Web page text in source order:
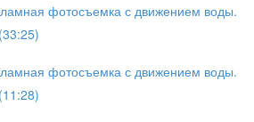
фотосъемка с движением воды.
фотосъемка с движением воды.